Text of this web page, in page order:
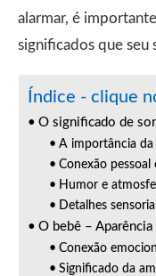
alarmar, é
significados que seu
Índice - clique
O significado de
A importância da
Conexão
Humor e
Detalhes
O bebê –
Conexão
Significado da